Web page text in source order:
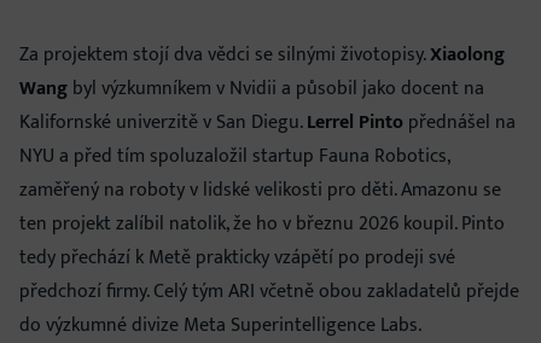
Za projektem stojí dva vědci se silnými životopisy.Xiaolong
Wangbyl výzkumníkem v Nvidii a působil jako docent na
Kalifornské univerzitě v San Diegu.Lerrel Pintopřednášel na
NYU a před tím spoluzaložil startup Fauna Robotics,
zaměřený na roboty v lidské velikosti pro děti. Amazonu se
ten projekt zalíbil natolik, že ho v březnu 2026 koupil. Pinto
tedy přechází k Metě prakticky vzápětí po prodeji své
předchozí firmy. Celý tým ARI včetně obou zakladatelů přejde
do výzkumné divize Meta Superintelligence Labs.